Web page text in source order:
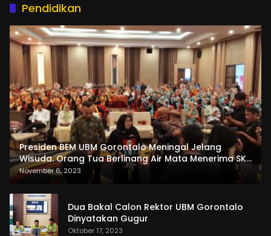
Pendidikan
Presiden BEM UBM Gorontalo Meningal Jelang
Wisuda. Orang Tua Berlinang Air Mata Menerima SKL
dan Pemasangan Salempang
November 6, 2023
Dua Bakal Calon Rektor UBM Gorontalo
Dinyatakan Gugur
Oktober 17, 2023